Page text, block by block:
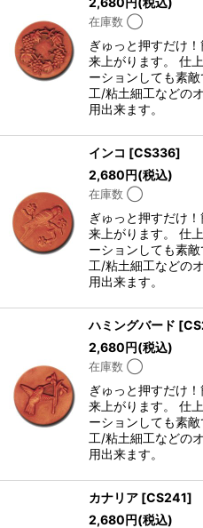
在庫数 ◯
ぎゅっと押すだけ
来上がります。 仕
ーションしても素
工/粘土細工などの
用出来ます。
インコ [CS336]
2,680円(税込)
在庫数 ◯
ぎゅっと押すだけ
来上がります。 仕
ーションしても素
工/粘土細工などの
用出来ます。
ハミングバード [
2,680円(税込)
在庫数 ◯
ぎゅっと押すだけ
来上がります。 仕
ーションしても素
工/粘土細工などの
用出来ます。
カナリア [CS241]
2,680円(税込)